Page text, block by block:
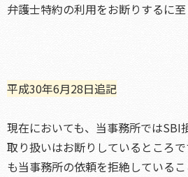
弁護士特約の利用をお断りするに至
平成30年6月28日追記
現在においても、当事務所ではSBI
取り扱いはお断りしているところ
も当事務所の依頼を拒絶している